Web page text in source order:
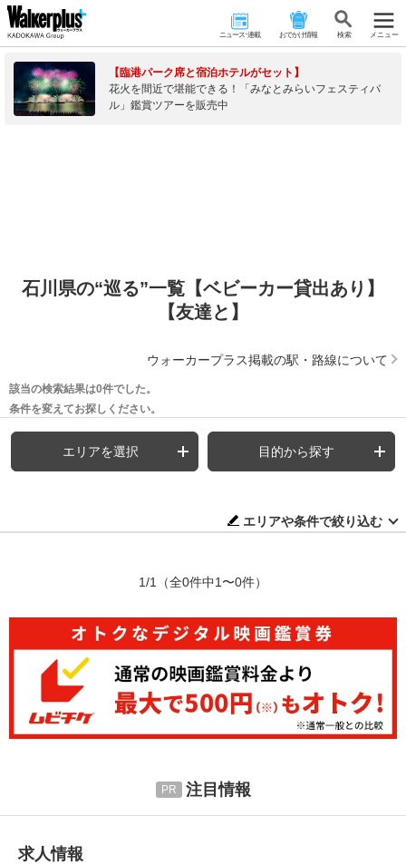
ニュース･連載 おでかけ情報 検 索 メニュー
【臨港パーク席と宿泊ホテルがセット】
花火を間近で堪能できる！「みなとみらいフェスティバ
ル」鑑賞ツアーを販売中
石川県の“巡る”一覧【ベビーカー貸出あり】
【友達と】
ウォーカープラス掲載の駅・路線について
該当の検索結果は0件でした。
条件を変えてお探しください。
エリアを選択 目的から探す
エリアや条件で絞り込む
1/1 （全0件中1〜0件）
注目情報
求人情報